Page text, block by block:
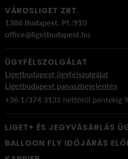
VÁROSLIGET ZRT.
1386 Budapest, Pf.:910
office@ligetbudapest.hu
ÜGYFÉLSZOLGÁLAT
Ligetbudapest ügyfélszolgálat
Ligetbudapest panaszbejelentés
+36 1/374 3131 hétfőtől péntekig
LIGET+ ÉS JEGYVÁSÁRLÁS
BALLOON FLY IDŐJÁRÁS